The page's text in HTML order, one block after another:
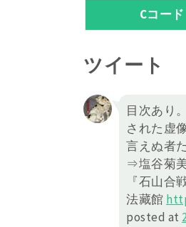
Cコード
ツイート
目次あり
された虚
言えぬ者
⇒塩谷菊
『石山合
法藏館
posted at